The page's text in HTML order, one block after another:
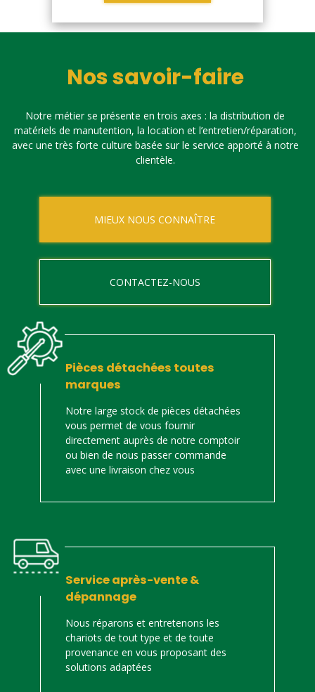
Nos savoir-faire
Notre métier se présente en trois axes : la distribution de
matériels de manutention, la location et l’entretien/réparation,
avec une très forte culture basée sur le service apporté à notre
clientèle.
MIEUX NOUS CONNAÎTRE
CONTACTEZ-NOUS
Pièces détachées toutes
marques
Notre large stock de pièces détachées
vous permet de vous fournir
directement auprès de notre comptoir
ou bien de nous passer commande
avec une livraison chez vous
Service après-vente &
dépannage
Nous réparons et entretenons les
chariots de tout type et de toute
provenance en vous proposant des
solutions adaptées